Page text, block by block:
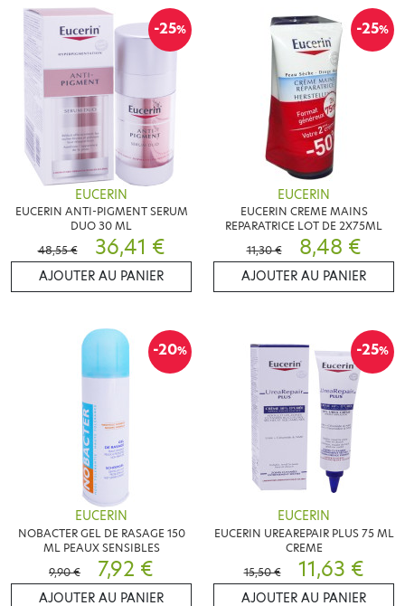
-25%
EUCERIN
EUCERIN ANTI-PIGMENT SERUM
DUO 30 ML
48,55 €
36,41 €
AJOUTER AU PANIER
-25%
EUCERIN
EUCERIN CREME MAINS
REPARATRICE LOT DE 2X75ML
11,30 €
8,48 €
AJOUTER AU PANIER
-20%
EUCERIN
NOBACTER GEL DE RASAGE 150
ML PEAUX SENSIBLES
9,90 €
7,92 €
AJOUTER AU PANIER
-25%
EUCERIN
EUCERIN UREAREPAIR PLUS 75 ML
CREME
15,50 €
11,63 €
AJOUTER AU PANIER